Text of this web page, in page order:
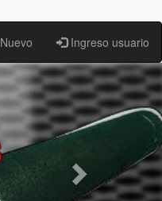
Nuevo Ingreso usuario